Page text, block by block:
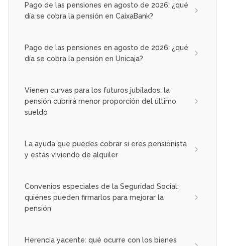
Pago de las pensiones en agosto de 2026: ¿qué
día se cobra la pensión en CaixaBank?
Pago de las pensiones en agosto de 2026: ¿qué
día se cobra la pensión en Unicaja?
Vienen curvas para los futuros jubilados: la
pensión cubrirá menor proporción del último
sueldo
La ayuda que puedes cobrar si eres pensionista
y estás viviendo de alquiler
Convenios especiales de la Seguridad Social:
quiénes pueden firmarlos para mejorar la
pensión
Herencia yacente: qué ocurre con los bienes